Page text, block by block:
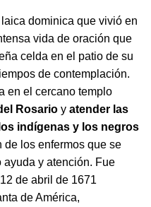
dominica que vivió en
vida de oración que
celda en el patio de su
de contemplación.
en el cercano templo
Rosario y atender las
indígenas y los negros
de los enfermos que se
y atención. Fue
de abril de 1671
de América,